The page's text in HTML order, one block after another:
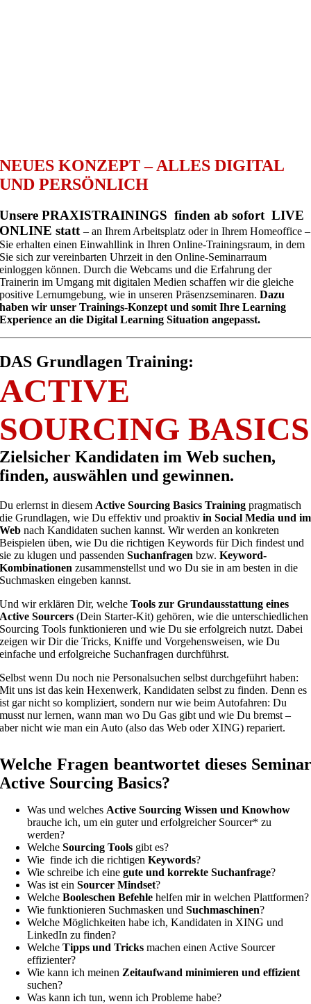
NEUES KONZEPT – ALLES DIGITAL
UND PERSÖNLICH
Unsere PRAXISTRAININGS finden ab sofort LIVE
ONLINE statt– an Ihrem Arbeitsplatz oder in Ihrem Homeoffice –
Sie erhalten einen Einwahllink in Ihren Online-Trainingsraum, in dem
Sie sich zur vereinbarten Uhrzeit in den Online-Seminarraum
einloggen können. Durch die Webcams und die Erfahrung der
Trainerin im Umgang mit digitalen Medien schaffen wir die gleiche
positive Lernumgebung, wie in unseren Präsenzseminaren.Dazu
haben wir unser Trainings-Konzept und somit Ihre Learning
Experience an die Digital Learning Situation angepasst.
DAS Grundlagen Training:
ACTIVE
SOURCING BASICS
Zielsicher Kandidaten im Web suchen,
finden, auswählen und gewinnen.
Du erlernst in diesem Active Sourcing Basics Training pragmatisch
die Grundlagen, wie Du effektiv und proaktivin Social Media und im
Web nach Kandidaten suchen kannst. Wir werden an konkreten
Beispielen üben, wie Du die richtigen Keywords für Dich findest und
sie zu klugen und passendenSuchanfragen bzw.Keyword-
Kombinationen zusammenstellst und wo Du sie in am besten in die
Suchmasken eingeben kannst.
Und wir erklären Dir, welcheTools zur Grundausstattung eines
Active Sourcers (Dein Starter-Kit) gehören, wie die unterschiedlichen
Sourcing Tools funktionieren und wie Du sie erfolgreich nutzt. Dabei
zeigen wir Dir die Tricks, Kniffe und Vorgehensweisen, wie Du
einfache und erfolgreiche Suchanfragen durchführst.
Selbst wenn Du noch nie Personalsuchen selbst durchgeführt haben:
Mit uns ist das kein Hexenwerk, Kandidaten selbst zu finden. Denn es
ist gar nicht so kompliziert, sondern nur wie beim Autofahren: Du
musst nur lernen, wann man wo Du Gas gibt und wie Du bremst –
aber nicht wie man ein Auto (also das Web oder XING) repariert.
Welche Fragen beantwortet dieses Seminar
Active Sourcing Basics?
Was und welches Active Sourcing Wissen und Knowhow
brauche ich, um ein guter und erfolgreicher Sourcer* zu
werden?
WelcheSourcing Tools gibt es?
Wie finde ich die richtigenKeywords?
Wie schreibe ich einegute und korrekte Suchanfrage?
Was ist einSourcer Mindset?
WelcheBooleschen Befehle helfen mir in welchen Plattformen?
Wie funktionieren Suchmasken undSuchmaschinen?
Welche Möglichkeiten habe ich, Kandidaten in XING und
LinkedIn zu finden?
WelcheTipps und Tricks machen einen Active Sourcer
effizienter?
Wie kann ich meinen Zeitaufwand minimieren und effizient
suchen?
Was kann ich tun, wenn ich Probleme habe?